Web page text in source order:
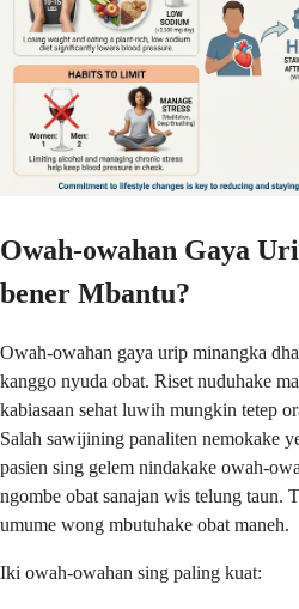
Owah-owahan Gaya
bener Mbantu?
Owah-owahan gaya urip minangka
kanggo nyuda obat. Riset nuduhake
kabiasaan sehat luwih mungkin tetep
Salah sawijining panaliten nemokake
pasien sing gelem nindakake owah-
ngombe obat sanajan wis telung taun.
umume wong mbutuhake obat maneh.
Iki owah-owahan sing paling kuat: